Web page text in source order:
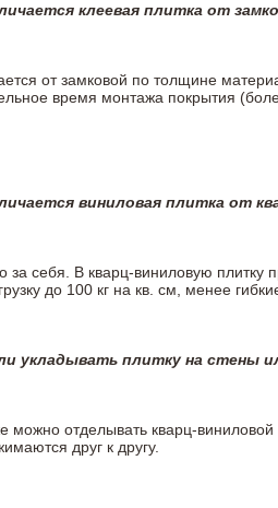
клеевая плитка от
от замковой по толщине
время монтажа покрытия
виниловая плитка от
за себя. В кварц-виниловую
до 100 кг на кв. см, менее
укладывать плитку на стены
можно отделывать кварц-
друг к другу.